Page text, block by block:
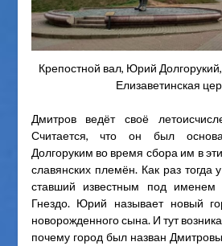
Крепостной вал, Юрий
Елизаветинская
Дмитров ведёт своё
Считается, что он был
Долгоруким во время сбора им в
славянских племён. Как раз тогда
ставший известным под именем
Гнездо. Юрий называет новый
новорожденного сына. И тут
почему город был назван